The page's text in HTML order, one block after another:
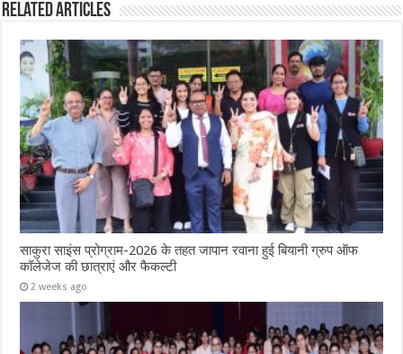
Related Articles
साकुरा साइंस प्रोग्राम-2026 के तहत जापान रवाना हुई बियानी ग्रुप ऑफ
कॉलेजेज की छात्राएं और फैकल्टी
2 weeks ago